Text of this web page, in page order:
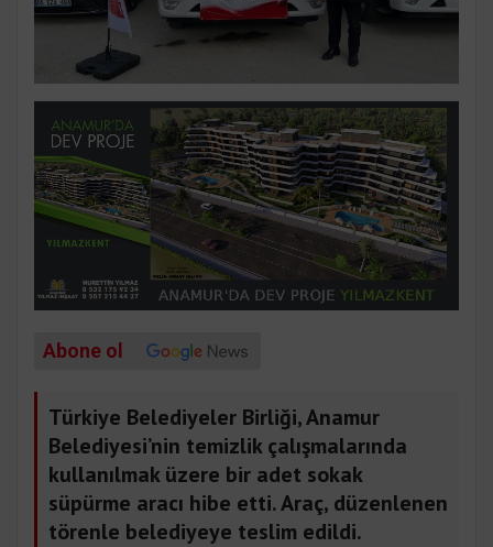
Abone ol
Türkiye Belediyeler Birliği, Anamur
Belediyesi’nin temizlik çalışmalarında
kullanılmak üzere bir adet sokak
süpürme aracı hibe etti. Araç, düzenlenen
törenle belediyeye teslim edildi.